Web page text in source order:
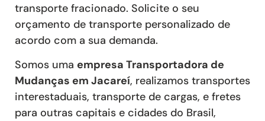
transporte fracionado. Solicite o seu
orçamento de transporte personalizado de
acordo com a sua demanda.
Somos uma empresa Transportadora de
Mudanças em Jacareí, realizamos transportes
interestaduais, transporte de cargas, e fretes
para outras capitais e cidades do Brasil,